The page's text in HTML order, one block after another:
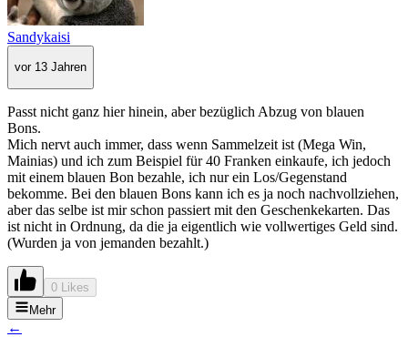
Sandykaisi
vor 13 Jahren
Passt nicht ganz hier hinein, aber bezüglich Abzug von blauen
Bons.
Mich nervt auch immer, dass wenn Sammelzeit ist (Mega Win,
Mainias) und ich zum Beispiel für 40 Franken einkaufe, ich jedoch
mit einem blauen Bon bezahle, ich nur ein Los/Gegenstand
bekomme. Bei den blauen Bons kann ich es ja noch nachvollziehen,
aber das selbe ist mir schon passiert mit den Geschenkekarten. Das
ist nicht in Ordnung, da die ja eigentlich wie vollwertiges Geld sind.
(Wurden ja von jemanden bezahlt.)
0 Likes
Mehr
←